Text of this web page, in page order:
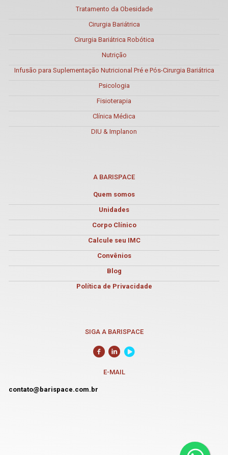
Tratamento da Obesidade
Cirurgia Bariátrica
Cirurgia Bariátrica Robótica
Nutrição
Infusão para Suplementação Nutricional Pré e Pós-Cirurgia Bariátrica
Psicologia
Fisioterapia
Clínica Médica
DIU & Implanon
A BARISPACE
Quem somos
Unidades
Corpo Clínico
Calcule seu IMC
Convênios
Blog
Política de Privacidade
SIGA A BARISPACE
E-MAIL
contato@barispace.com.br